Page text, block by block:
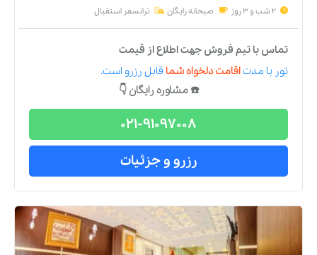
2 شب و 3 روز صبحانه رایگان ترانسفر استقبال
تماس با تیم فروش جهت اطلاع از قیمت
تور با مدتاقامت دلخواه شما قابل رزرو است.
☎️ مشاوره رایگان 👇
021-91097008
رزرو و جزئیات